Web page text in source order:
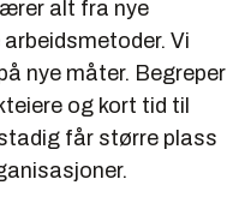
alt fra nye
Vi
nye måter. Begreper
og kort tid til
får større plass